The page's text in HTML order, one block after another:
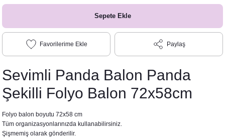
Sepete Ekle
Paylaş
Sevimli Panda Balon Panda
Şekilli Folyo Balon 72x58cm
Folyo balon boyutu 72x58 cm
Tüm organizasyonlarınızda kullanabilirsiniz.
Şişmemiş olarak gönderilir.